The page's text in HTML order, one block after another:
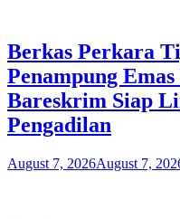
Berkas Perkara
Penampung
Bareskrim Siap
Pengadilan
August 7, 2026August 7,